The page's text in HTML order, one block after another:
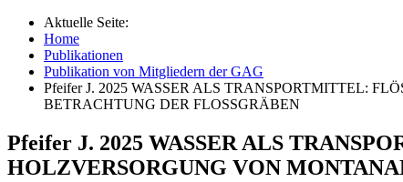
Aktuelle Seite:
Home
Publikationen
Publikation von Mitgliedern der GAG
Pfeifer J. 2025 WASSER ALS TRANSPORTMITTEL:
BETRACHTUNG DER FLOSSGRÄBEN
Pfeifer J. 2025 WASSER ALS
HOLZVERSORGUNG VON